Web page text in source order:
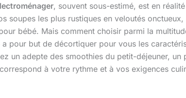
, souvent sous-estimé, est en
soupes les plus rustiques en veloutés
bébé. Mais comment choisir parmi la
pour but de décortiquer pour vous les
un adepte des smoothies du petit-déjeuner,
à votre rythme et à vos exigences